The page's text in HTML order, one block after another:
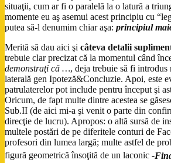
situaţii, cum ar fi o paralelă la o latură a
momente eu aş asemui acest principiu cu
putea să-l denumim chiar aşa: principiul
Merită să dau aici şi câteva detalii
trebuie clar precizat că la momentul când
demonstraţi că …, deja trebuie să fi introdus
laterală gen Ipoteză&Concluzie. Apoi, este
patrulaterelor pot include pentru început şi
Oricum, de fapt multe dintre acestea se
Sub.II (de aici mi-a şi venit o parte din
direcţie de lucru). Apropos: o altă sursă de
multele postări de pe diferitele conturi de
profesori din lumea largă; multe astfel de
figură geometrică însoţită de un laconic -